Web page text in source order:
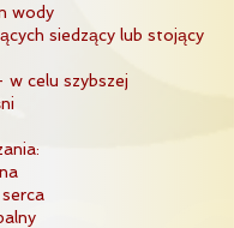
wody
siedzący lub stojący
celu szybszej